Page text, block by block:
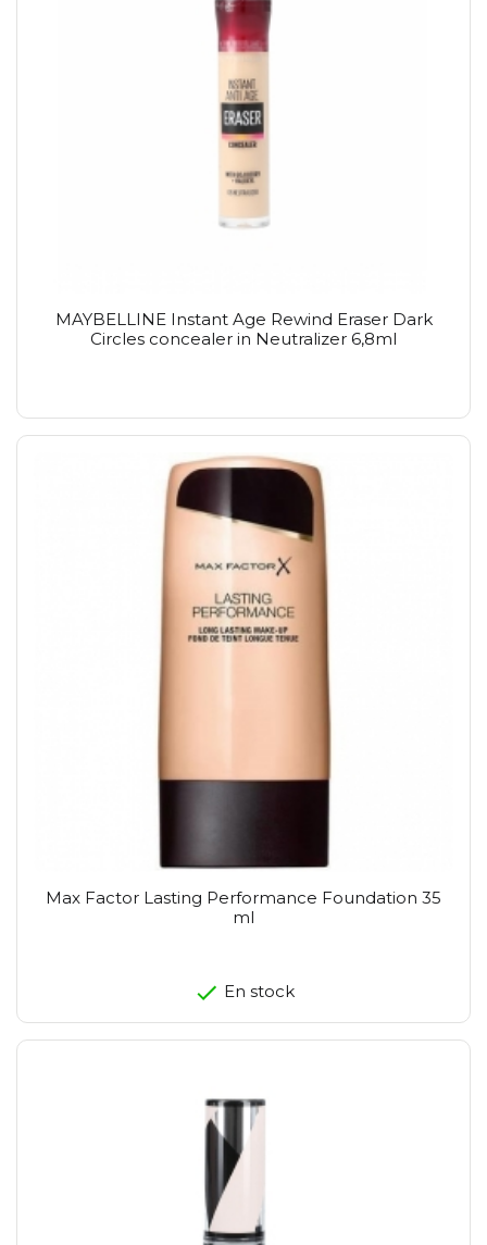
MAYBELLINE Instant Age Rewind Eraser Dark
Circles concealer in Neutralizer 6,8ml
Max Factor Lasting Performance Foundation 35
ml
En stock